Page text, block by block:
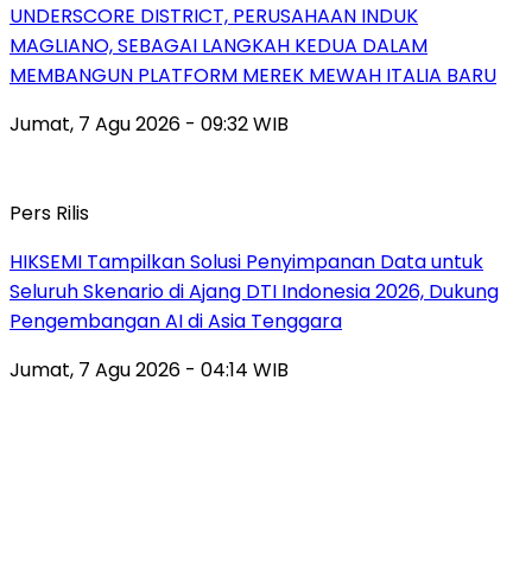
UNDERSCORE DISTRICT, PERUSAHAAN INDUK
MAGLIANO, SEBAGAI LANGKAH KEDUA DALAM
MEMBANGUN PLATFORM MEREK MEWAH ITALIA BARU
Jumat, 7 Agu 2026 - 09:32 WIB
Pers Rilis
HIKSEMI Tampilkan Solusi Penyimpanan Data untuk
Seluruh Skenario di Ajang DTI Indonesia 2026, Dukung
Pengembangan AI di Asia Tenggara
Jumat, 7 Agu 2026 - 04:14 WIB